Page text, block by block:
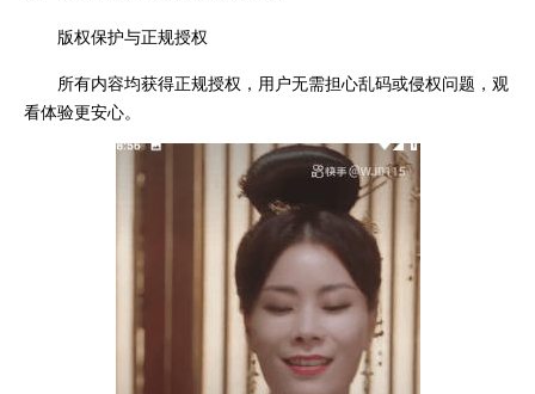
版权保护与正规授权
所有内容均获得正规授权，用户无需担心乱码或侵权问题，观
看体验更安心。